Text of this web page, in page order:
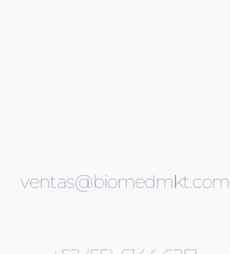
ventas@biomedmkt.com